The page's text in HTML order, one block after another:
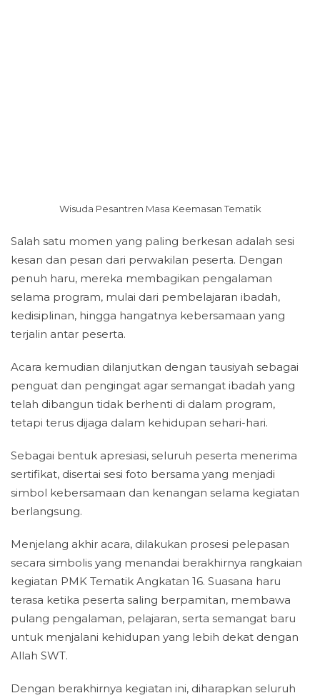
Wisuda Pesantren Masa Keemasan Tematik
Salah satu momen yang paling berkesan adalah sesi
kesan dan pesan dari perwakilan peserta. Dengan
penuh haru, mereka membagikan pengalaman
selama program, mulai dari pembelajaran ibadah,
kedisiplinan, hingga hangatnya kebersamaan yang
terjalin antar peserta.
Acara kemudian dilanjutkan dengan tausiyah sebagai
penguat dan pengingat agar semangat ibadah yang
telah dibangun tidak berhenti di dalam program,
tetapi terus dijaga dalam kehidupan sehari-hari.
Sebagai bentuk apresiasi, seluruh peserta menerima
sertifikat, disertai sesi foto bersama yang menjadi
simbol kebersamaan dan kenangan selama kegiatan
berlangsung.
Menjelang akhir acara, dilakukan prosesi pelepasan
secara simbolis yang menandai berakhirnya rangkaian
kegiatan PMK Tematik Angkatan 16. Suasana haru
terasa ketika peserta saling berpamitan, membawa
pulang pengalaman, pelajaran, serta semangat baru
untuk menjalani kehidupan yang lebih dekat dengan
Allah SWT.
Dengan berakhirnya kegiatan ini, diharapkan seluruh